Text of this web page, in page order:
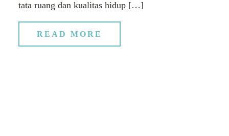
tata ruang dan kualitas hidup […]
READ MORE